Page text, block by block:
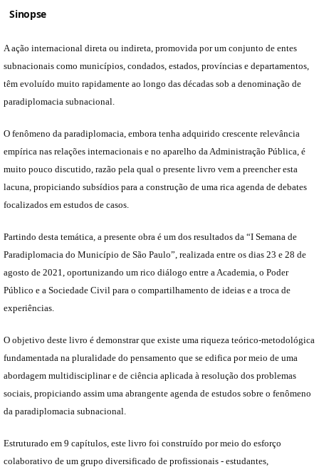
Sinopse
A ação internacional direta ou indireta, promovida por um conjunto de entes
subnacionais como municípios, condados, estados, províncias e departamentos,
têm evoluído muito rapidamente ao longo das décadas sob a denominação de
paradiplomacia subnacional.
O fenômeno da paradiplomacia, embora tenha adquirido crescente relevância
empírica nas relações internacionais e no aparelho da Administração Pública, é
muito pouco discutido, razão pela qual o presente livro vem a preencher esta
lacuna, propiciando subsídios para a construção de uma rica agenda de debates
focalizados em estudos de casos.
Partindo desta temática, a presente obra é um dos resultados da “I Semana de
Paradiplomacia do Município de São Paulo”, realizada entre os dias 23 e 28 de
agosto de 2021, oportunizando um rico diálogo entre a Academia, o Poder
Público e a Sociedade Civil para o compartilhamento de ideias e a troca de
experiências.
O objetivo deste livro é demonstrar que existe uma riqueza teórico-metodológica
fundamentada na pluralidade do pensamento que se edifica por meio de uma
abordagem multidisciplinar e de ciência aplicada à resolução dos problemas
sociais, propiciando assim uma abrangente agenda de estudos sobre o fenômeno
da paradiplomacia subnacional.
Estruturado em 9 capítulos, este livro foi construído por meio do esforço
colaborativo de um grupo diversificado de profissionais - estudantes,